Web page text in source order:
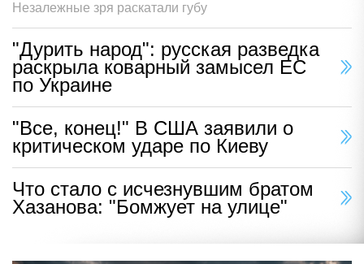
Незалежные зря раскатали губу
"Дурить народ": русская разведка
раскрыла коварный замысел ЕС
по Украине
"Все, конец!" В США заявили о
критическом ударе по Киеву
Что стало с исчезнувшим братом
Хазанова: "Бомжует на улице"